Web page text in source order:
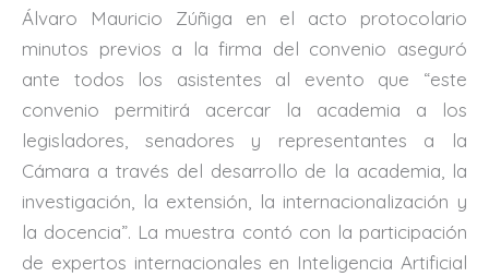
Álvaro Mauricio Zúñiga en el acto protocolario
minutos previos a la firma del convenio aseguró
ante todos los asistentes al evento que “este
convenio permitirá acercar la academia a los
legisladores, senadores y representantes a la
Cámara a través del desarrollo de la academia, la
investigación, la extensión, la internacionalización y
la docencia”. La muestra contó con la participación
de expertos internacionales en Inteligencia Artificial